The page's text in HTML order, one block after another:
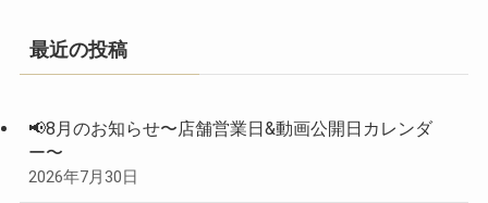
最近の投稿
📢8月のお知らせ〜店舗営業日&動画公開日カレンダ
ー〜
2026年7月30日